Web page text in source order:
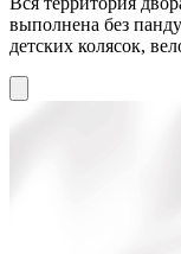
выполнена без
детских колясок,